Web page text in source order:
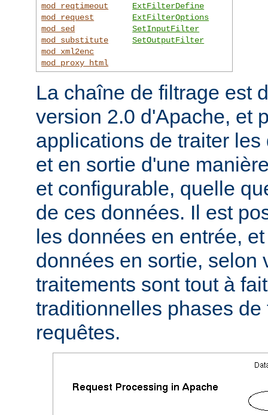
mod_reqtimeout
mod_request
mod_sed
mod_substitute
mod_xml2enc
mod_proxy_html
ExtFilterDefine
ExtFilterOptions
SetInputFilter
SetOutputFilter
La chaîne de filtrage est
version 2.0 d'Apache, et
applications de traiter
et en sortie d'une
et configurable, quelle
de ces données. Il est
les données en entrée,
données en sortie, selon
traitements sont tout à
traditionnelles phases de
requêtes.